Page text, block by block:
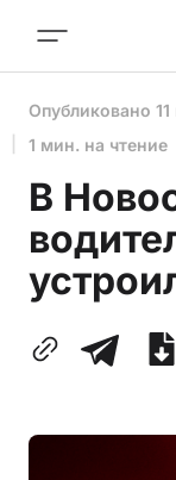
Опубликовано
1 мин. на чтение
В